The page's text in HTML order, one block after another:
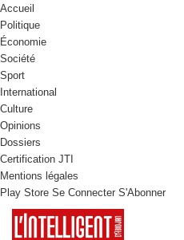
Accueil
Politique
Économie
Société
Sport
International
Culture
Opinions
Dossiers
Certification JTI
Mentions légales
Play Store Se Connecter S'Abonner